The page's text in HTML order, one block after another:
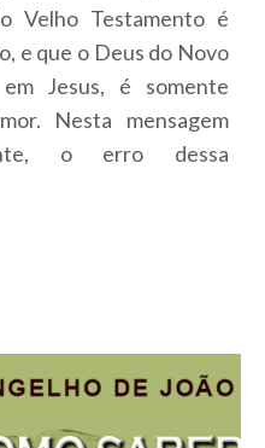
Velho Testamento é
e que o Deus do Novo
Jesus, é somente
Nesta mensagem
o erro dessa